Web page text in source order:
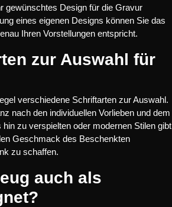
gewünschtes Design für die Gravur
eines eigenen Designs können Sie das
Ihren Vorstellungen entspricht.
zur Auswahl für
verschiedene Schriftarten zur Auswahl.
nach den individuellen Vorlieben und dem
zu verspielten oder modernen Stilen gibt
Geschmack des Beschenkten
zu schaffen.
auch als